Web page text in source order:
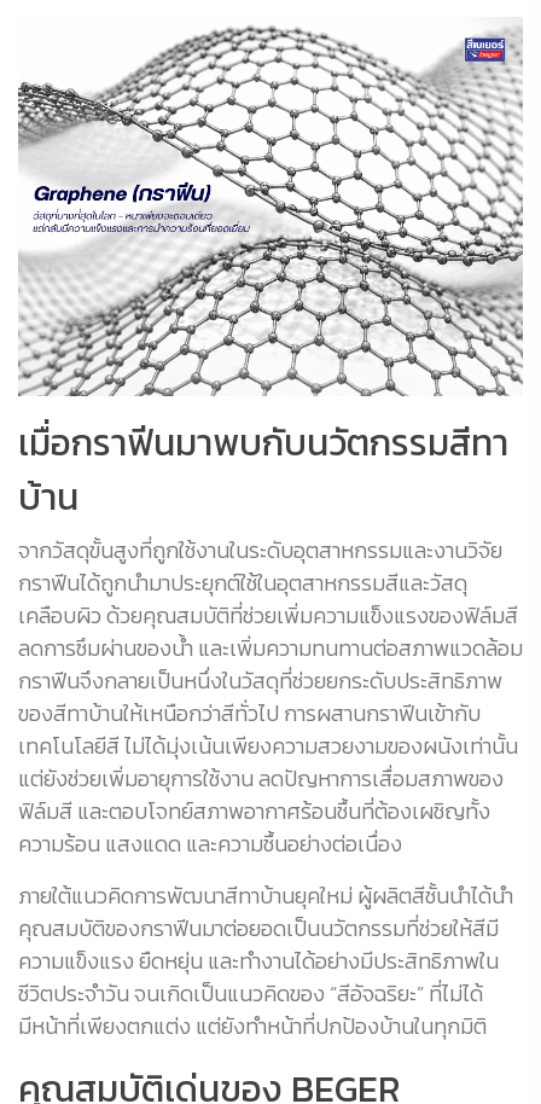
เมื่อกราฟีนมาพบกับนวัตกรรมสีทา
บ้าน
จากวัสดุขั้นสูงที่ถูกใช้งานในระดับอุตสาหกรรมและงานวิจัย
กราฟีนได้ถูกนำมาประยุกต์ใช้ในอุตสาหกรรมสีและวัสดุ
เคลือบผิว ด้วยคุณสมบัติที่ช่วยเพิ่มความแข็งแรงของฟิล์มสี
ลดการซึมผ่านของน้ำ และเพิ่มความทนทานต่อสภาพแวดล้อม
กราฟีนจึงกลายเป็นหนึ่งในวัสดุที่ช่วยยกระดับประสิทธิภาพ
ของสีทาบ้านให้เหนือกว่าสีทั่วไป การผสานกราฟีนเข้ากับ
เทคโนโลยีสี ไม่ได้มุ่งเน้นเพียงความสวยงามของผนังเท่านั้น
แต่ยังช่วยเพิ่มอายุการใช้งาน ลดปัญหาการเสื่อมสภาพของ
ฟิล์มสี และตอบโจทย์สภาพอากาศร้อนชื้นที่ต้องเผชิญทั้ง
ความร้อน แสงแดด และความชื้นอย่างต่อเนื่อง
ภายใต้แนวคิดการพัฒนาสีทาบ้านยุคใหม่ ผู้ผลิตสีชั้นนำได้นำ
คุณสมบัติของกราฟีนมาต่อยอดเป็นนวัตกรรมที่ช่วยให้สีมี
ความแข็งแรง ยืดหยุ่น และทำงานได้อย่างมีประสิทธิภาพใน
ชีวิตประจำวัน จนเกิดเป็นแนวคิดของ “สีอัจฉริยะ” ที่ไม่ได้
มีหน้าที่เพียงตกแต่ง แต่ยังทำหน้าที่ปกป้องบ้านในทุกมิติ
คุณสมบัติเด่นของ BEGER